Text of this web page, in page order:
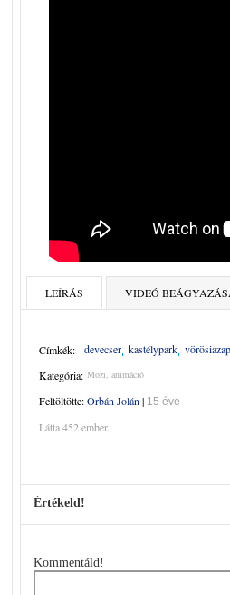
LEÍRÁS VIDEÓ
Címkék: devecser kastélypark vörösiazap
Kategória: Mozi, animáció
Feltöltötte:Orbán Jolán | 15 éve
Látta 452 ember.
Értékeld!
Kommentáld!